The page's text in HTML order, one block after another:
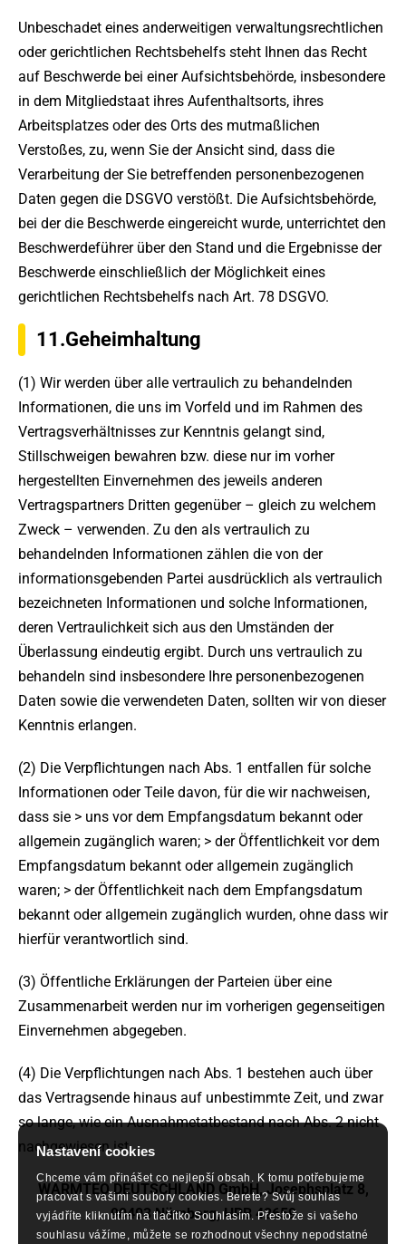
Nastavení cookies
Chceme vám přinášet co nejlepší obsah. K tomu potřebujeme
pracovat s vašimi soubory cookies. Berete? Svůj souhlas
vyjádříte kliknutím na tlačítko Souhlasím. Přestože si vašeho
souhlasu vážíme, můžete se rozhodnout všechny nepodstatné
Unbeschadet eines anderweitigen verwaltungsrechtlichen
oder gerichtlichen Rechtsbehelfs steht Ihnen das Recht
auf Beschwerde bei einer Aufsichtsbehörde, insbesondere
in dem Mitgliedstaat ihres Aufenthaltsorts, ihres
Arbeitsplatzes oder des Orts des mutmaßlichen
Verstoßes, zu, wenn Sie der Ansicht sind, dass die
Verarbeitung der Sie betreffenden personenbezogenen
Daten gegen die DSGVO verstößt. Die Aufsichtsbehörde,
bei der die Beschwerde eingereicht wurde, unterrichtet den
Beschwerdeführer über den Stand und die Ergebnisse der
Beschwerde einschließlich der Möglichkeit eines
gerichtlichen Rechtsbehelfs nach Art. 78 DSGVO.
11.Geheimhaltung
(1) Wir werden über alle vertraulich zu behandelnden
Informationen, die uns im Vorfeld und im Rahmen des
Vertragsverhältnisses zur Kenntnis gelangt sind,
Stillschweigen bewahren bzw. diese nur im vorher
hergestellten Einvernehmen des jeweils anderen
Vertragspartners Dritten gegenüber – gleich zu welchem
Zweck – verwenden. Zu den als vertraulich zu
behandelnden Informationen zählen die von der
informationsgebenden Partei ausdrücklich als vertraulich
bezeichneten Informationen und solche Informationen,
deren Vertraulichkeit sich aus den Umständen der
Überlassung eindeutig ergibt. Durch uns vertraulich zu
behandeln sind insbesondere Ihre personenbezogenen
Daten sowie die verwendeten Daten, sollten wir von dieser
Kenntnis erlangen.
(2) Die Verpflichtungen nach Abs. 1 entfallen für solche
Informationen oder Teile davon, für die wir nachweisen,
dass sie > uns vor dem Empfangsdatum bekannt oder
allgemein zugänglich waren; > der Öffentlichkeit vor dem
Empfangsdatum bekannt oder allgemein zugänglich
waren; > der Öffentlichkeit nach dem Empfangsdatum
bekannt oder allgemein zugänglich wurden, ohne dass wir
hierfür verantwortlich sind.
(3) Öffentliche Erklärungen der Parteien über eine
Zusammenarbeit werden nur im vorherigen gegenseitigen
Einvernehmen abgegeben.
(4) Die Verpflichtungen nach Abs. 1 bestehen auch über
das Vertragsende hinaus auf unbestimmte Zeit, und zwar
so lange, wie ein Ausnahmetatbestand nach Abs. 2 nicht
nachgewiesen ist.
WARMTEO DEUTSCHLAND GmbH, Josephsplatz 8,
90403 Nürnberg, HRB 42659